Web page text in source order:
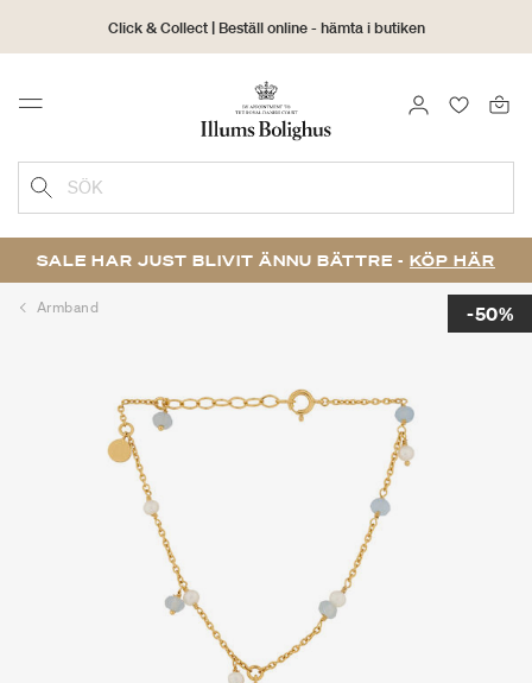
Click & Collect | Beställ online - hämta i butiken
30 dagars returrätt
Menu LOGGA IN
SÖK
SALE HAR JUST BLIVIT ÄNNU BÄTTRE - KÖP HÄR
Armband -50%